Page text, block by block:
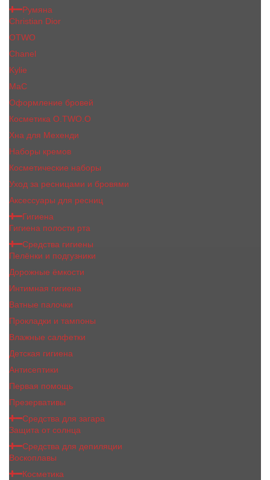
Румяна
Christian Dior
OTWO
Сhanеl
Kylie
MaC
Оформление бровей
Косметика O.TWO.O
Хна для Мехенди
Наборы кремов
Косметические наборы
Уход за ресницами и бровями
Аксессуары для ресниц
Гигиена
Гигиена полости рта
Средства гигиены
Пелёнки и подгузники
Дорожные ёмкости
Интимная гигиена
Ватные палочки
Прокладки и тампоны
Влажные салфетки
Детская гигиена
Антисептики
Первая помощь
Презервативы
Средства для загара
Защита от солнца
Средства для депиляции
Воскоплавы
Косметика